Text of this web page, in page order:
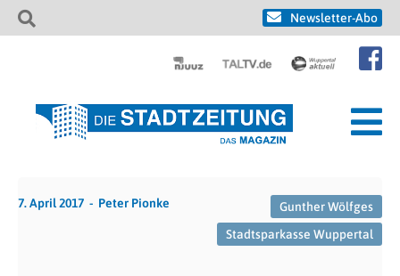
Newsletter-Abo
7. April 2017 Peter Pionke
Gunther Wölfges
Stadtsparkasse Wuppertal